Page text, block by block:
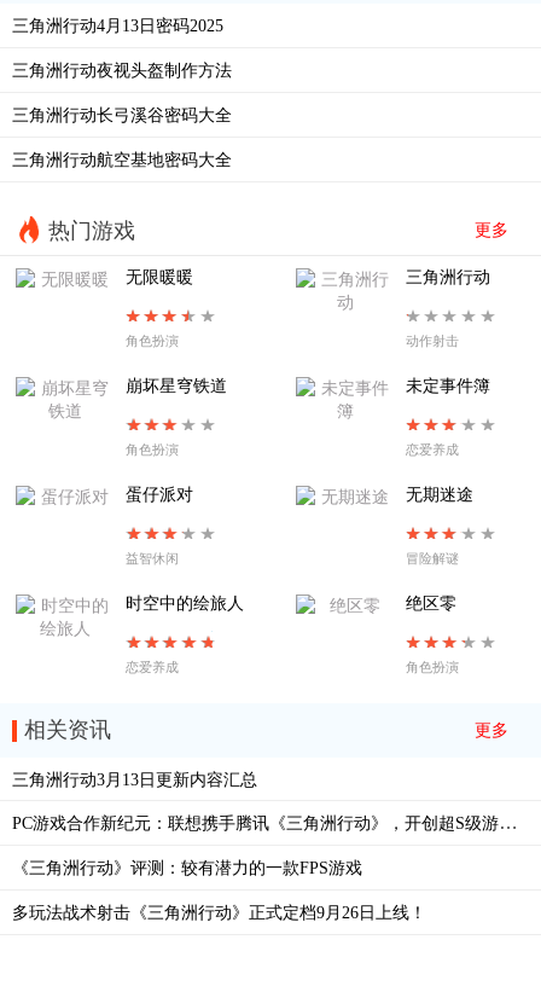
三角洲行动4月13日密码2025
三角洲行动夜视头盔制作方法
三角洲行动长弓溪谷密码大全
三角洲行动航空基地密码大全
热门游戏 更多
无限暖暖
角色扮演
三角洲行动
动作射击
崩坏星穹铁道
角色扮演
未定事件簿
恋爱养成
蛋仔派对
益智休闲
无期迷途
冒险解谜
时空中的绘旅人
恋爱养成
绝区零
角色扮演
相关资讯 更多
三角洲行动3月13日更新内容汇总
PC游戏合作新纪元：联想携手腾讯《三角洲行动》，开创超S级游戏推广模式
《三角洲行动》评测：较有潜力的一款FPS游戏
多玩法战术射击《三角洲行动》正式定档9月26日上线！